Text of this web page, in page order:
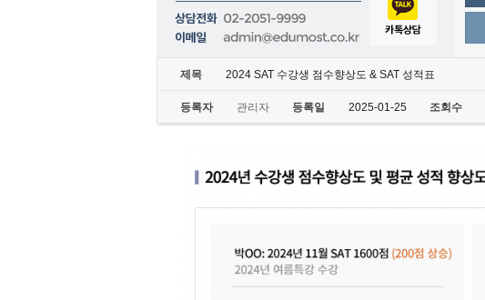
제목 2024 SAT 수강생 점수향상도 & SAT 성적표
등록자 관리자 등록일 2025-01-25 조회수